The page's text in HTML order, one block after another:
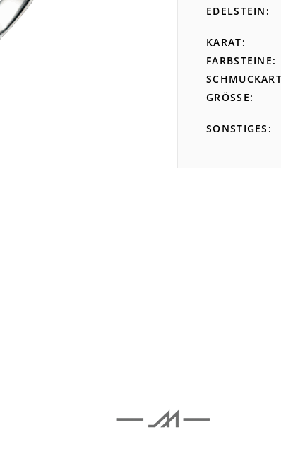
EDELSTEIN
KARAT
FARBSTEINE
SCHMUCKART
GRÖSSE
SONSTIGES